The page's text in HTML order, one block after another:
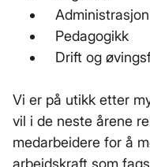
Pedagogikk
Drift og
Vi er på utikk etter
vil i de neste årene
medarbeidere for å